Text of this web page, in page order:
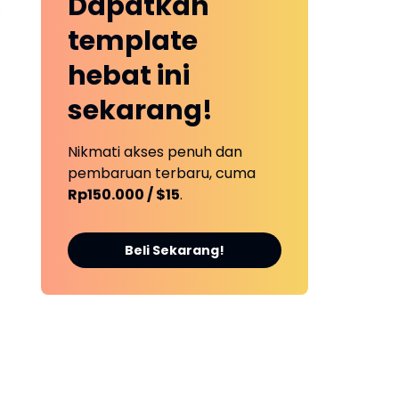
template
hebat ini
sekarang!
Nikmati akses penuh dan
pembaruan terbaru, cuma
Rp150.000 / $15.
Beli Sekarang!